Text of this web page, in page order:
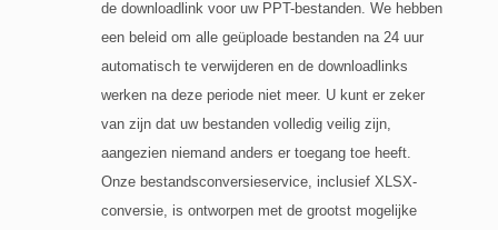
de downloadlink voor uw PPT-bestanden. We hebben
een beleid om alle geüploade bestanden na 24 uur
automatisch te verwijderen en de downloadlinks
werken na deze periode niet meer. U kunt er zeker
van zijn dat uw bestanden volledig veilig zijn,
aangezien niemand anders er toegang toe heeft.
Onze bestandsconversieservice, inclusief XLSX-
conversie, is ontworpen met de grootst mogelijke